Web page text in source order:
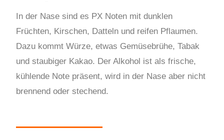
In der Nase sind es PX Noten mit dunklen
Früchten, Kirschen, Datteln und reifen Pflaumen.
Dazu kommt Würze, etwas Gemüsebrühe, Tabak
und staubiger Kakao. Der Alkohol ist als frische,
kühlende Note präsent, wird in der Nase aber nicht
brennend oder stechend.